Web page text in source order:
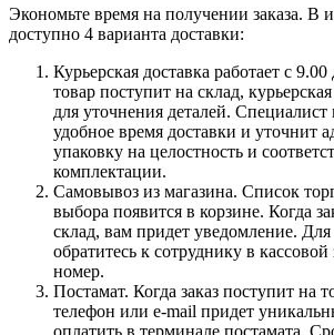
Экономьте время на получении заказа. В
доступно 4 варианта доставки:
Курьерская доставка работает с
товар поступит на склад,
для уточнения деталей.
удобное время доставки и уточнит
упаковку на целостность и
комплектации.
Самовывоз из магазина. Список
выбора появится в корзине. Когда
склад, вам придет уведомление. Для
обратитесь к сотруднику в кассовой
номер.
Постамат. Когда заказ поступит на
телефон или e-mail придет
оплатить в терминале постамата.